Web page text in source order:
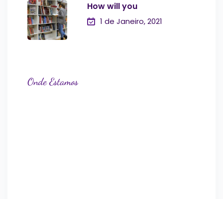
How will you
1 de Janeiro, 2021
Onde Estamos